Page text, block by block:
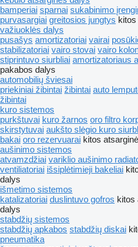
bamperiai sparnai sukabinimo
purvasargiai greitosios jungtys
važiuoklės dalys
pusašys amortizatoriai vairai
stabilizatoriai vairo stovai vairo
stiprintuvo siurbliai amortizatoriaus
pakabos dalys
automobilių šviesai
priekiniai žibintai žibintai auto
žibintai
kuro sistemos
purkštuvai kuro žarnos oro filtro
skirstytuvai aukšto slėgio kuro
bakai oro rezervuarai kitos
aušinimo sistemos
atvamzdžiai variklio aušinimo
ventiliatoriai išsiplėtimieji bakeliai
dalys
išmetimo sistemos
katalizatoriai duslintuvo gofros kitos
dalys
stabdžių sistemos
stabdžių apkabos stabdžių diskai
pneumatika